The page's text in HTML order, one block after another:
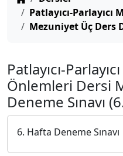
Patlayıcı-
Mezuniyet Üç Ders
Patlayıcı-
Önlemleri Dersi
Deneme Sınavı
6. Hafta Deneme Sınavı